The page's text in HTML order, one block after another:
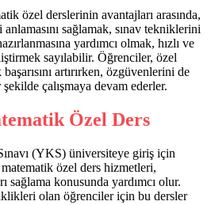
özel derslerinin avantajları arasında,
sağlamak, sınav tekniklerini
yardımcı olmak, hızlı ve
sayılabilir. Öğrenciler, özel
artırırken, özgüvenlerini de
çalışmaya devam ederler.
Özel Ders
(YKS) üniversiteye giriş için
özel ders hizmetleri,
sağlama konusunda yardımcı olur.
olan öğrenciler için bu dersler